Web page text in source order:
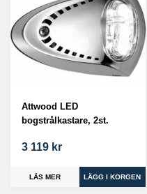
Attwood LED
bogstrålkastare, 2st.
3 119 kr
LÄS MER